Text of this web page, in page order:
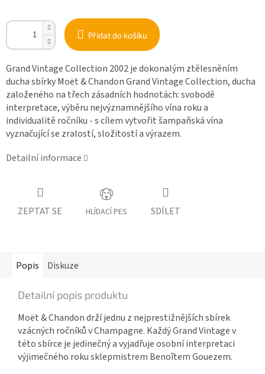
Přidat do košíku
Grand Vintage Collection 2002 je dokonalým ztělesněním
ducha sbírky Moët & Chandon Grand Vintage Collection, ducha
založeného na třech zásadních hodnotách: svobodě
interpretace, výběru nejvýznamnějšího vína roku a
individualitě ročníku - s cílem vytvořit šampaňská vína
vyznačující se zralostí, složitostí a výrazem.
Detailní informace
ZEPTAT SE HLÍDACÍ PES SDÍLET
Popis Diskuze
Detailní popis produktu
Moët & Chandon drží jednu z nejprestižnějších sbírek
vzácných ročníků v Champagne. Každý Grand Vintage v
této sbírce je jedinečný a vyjadřuje osobní interpretaci
výjimečného roku sklepmistrem Benoîtem Gouezem.